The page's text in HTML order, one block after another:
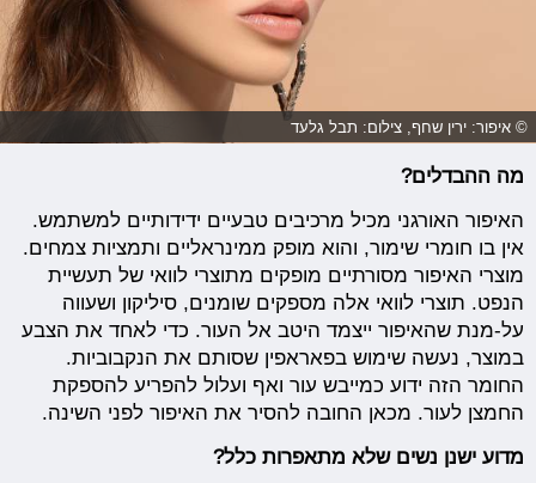
© איפור: ירין שחף, צילום: תבל גלעד
מה ההבדלים?
האיפור האורגני מכיל מרכיבים טבעיים ידידותיים למשתמש.
אין בו חומרי שימור, והוא מופק ממינראליים ותמציות צמחים.
מוצרי האיפור מסורתיים מופקים מתוצרי לוואי של תעשיית
הנפט. תוצרי לוואי אלה מספקים שומנים, סיליקון ושעווה
על-מנת שהאיפור ייצמד היטב אל העור. כדי לאחד את הצבע
במוצר, נעשה שימוש בפאראפין שסותם את הנקבוביות.
החומר הזה ידוע כמייבש עור ואף ועלול להפריע להספקת
החמצן לעור. מכאן החובה להסיר את האיפור לפני השינה.
מדוע ישנן נשים שלא מתאפרות כלל?